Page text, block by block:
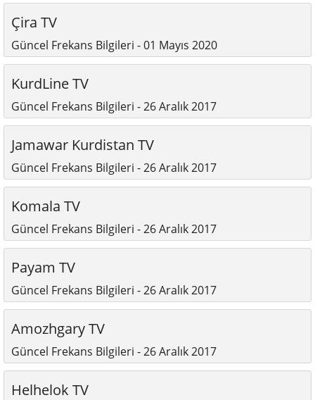
Çira TV
Güncel Frekans Bilgileri - 01 Mayıs 2020
KurdLine TV
Güncel Frekans Bilgileri - 26 Aralık 2017
Jamawar Kurdistan TV
Güncel Frekans Bilgileri - 26 Aralık 2017
Komala TV
Güncel Frekans Bilgileri - 26 Aralık 2017
Payam TV
Güncel Frekans Bilgileri - 26 Aralık 2017
Amozhgary TV
Güncel Frekans Bilgileri - 26 Aralık 2017
Helhelok TV